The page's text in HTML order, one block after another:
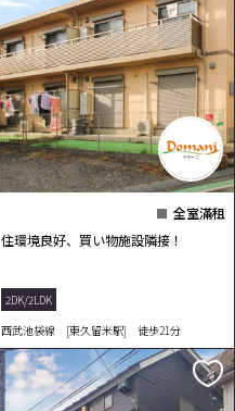
全室滿租
住環境良好、買い物施設隣接！
2DK/2LDK
西武池袋線 [東久留米駅] 徒歩21分